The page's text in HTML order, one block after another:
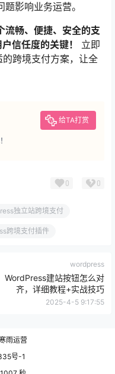
影响业务运营。
流畅、便捷、安全的支
信任度的关键！
立即
跨境支付方案，让全
给TA打赏
0 0
独立站跨境支付
跨境支付插件
wordpress
WordPress建站按钮怎么对
齐，详细教程+实战技巧
2025-4-5 9:17:55
雨运营
号-1